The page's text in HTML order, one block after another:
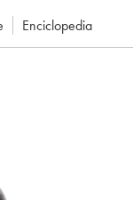
Enciclopedia